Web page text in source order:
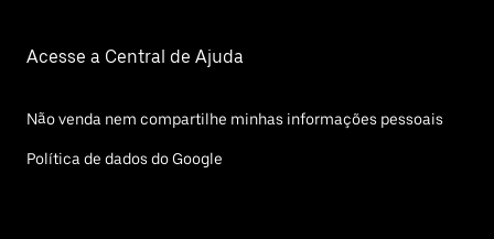
Acesse a Central de Ajuda
Não venda nem compartilhe minhas informações pessoais
Política de dados do Google